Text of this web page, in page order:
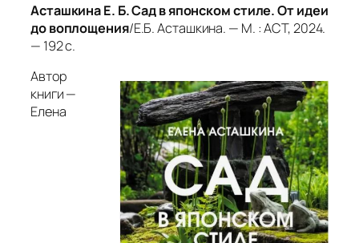
Асташкина Е. Б. Сад в японском стиле. От идеи
до воплощения/Е.Б. Асташкина. — М. : АСТ, 2024.
— 192 с.
Автор
книги —
Елена